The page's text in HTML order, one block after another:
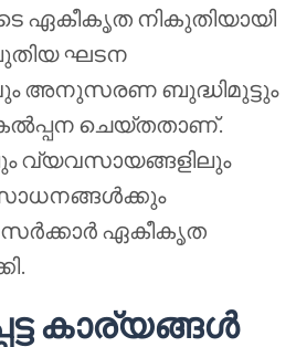
ഏകീകൃത നികുതിയായി
പുതിയ ഘടന
അനുസരണ ബുദ്ധിമുട്ടും
ചെയ്തതാണ്.
വ്യവസായങ്ങളിലും
ഏകീകൃത
കാര്യങ്ങൾ